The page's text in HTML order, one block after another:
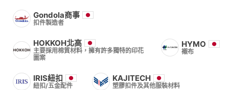
Gondola商事
扣件製造者
HOKKOH北高
主要採用棉質材料，擁有許多獨特的印花
圖案
HYMO
襯布
IRIS紐扣
紐扣/五金配件
KAJITECH
塑膠扣件及其他服裝材料